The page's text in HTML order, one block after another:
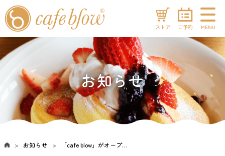
MENU
ご予約
ストア
お知らせ
お知らせ 「cafe blow」がオープンいたします。